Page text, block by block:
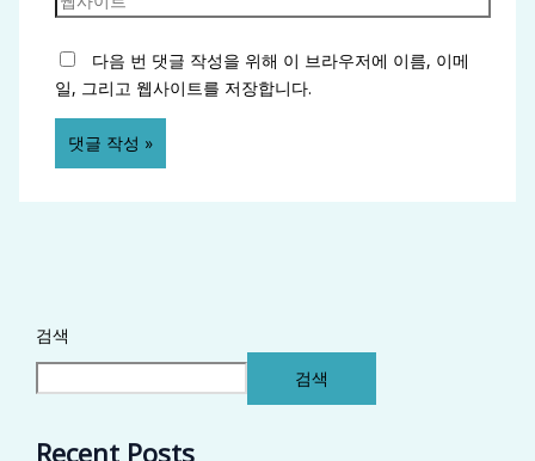
다음 번 댓글 작성을 위해 이 브라우저에 이름, 이메
일, 그리고 웹사이트를 저장합니다.
검색
검색
Recent Posts